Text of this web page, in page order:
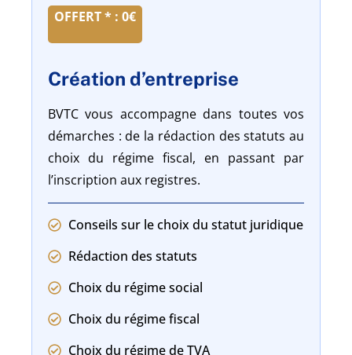
OFFERT * : 0€
Création d’entreprise
BVTC vous accompagne dans toutes vos
démarches : de la rédaction des statuts au
choix du régime fiscal, en passant par
l’inscription aux registres.
Conseils sur le choix du statut juridique
Rédaction des statuts
Choix du régime social
Choix du régime fiscal
Choix du régime de TVA